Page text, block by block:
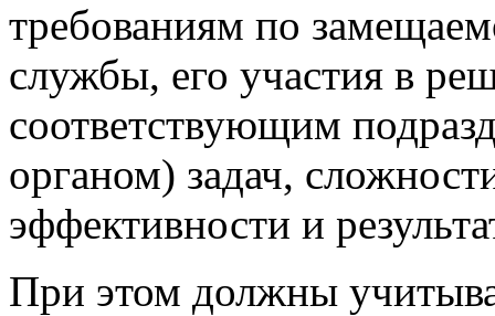
требованиям по
службы, его участия в
соответствующим
органом) задач,
эффективности и
При этом должны